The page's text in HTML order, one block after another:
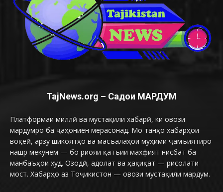
TajNews.org – Садои МАРДУМ
Платформаи миллӣ ва мустақили хабарӣ, ки овози
мардумро ба ҷаҳониён мерасонад. Мо танҳо хабарҳои
воқеӣ, арзу шикоятҳо ва масъалаҳои муҳими ҷамъиятиро
нашр мекунем — бо риояи қатъии махфият нисбат ба
манбаъҳои худ. Озодӣ, адолат ва ҳақиқат — рисолати
мост. Хабарҳо аз Тоҷикистон — овози мустақили мардум.